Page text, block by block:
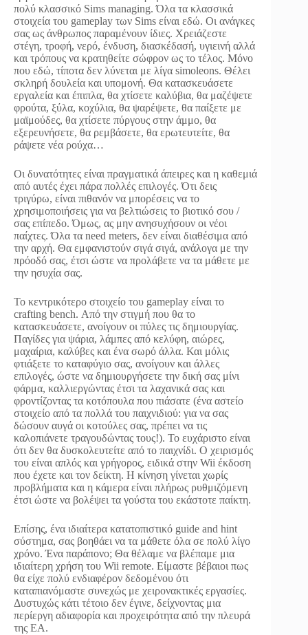
πολύ κλασσικό Sims managing. Όλα τα κλασσικά
στοιχεία του gameplay των Sims είναι εδώ. Οι ανάγκες
σας ως άνθρωπος παραμένουν ίδιες. Χρειάζεστε
στέγη, τροφή, νερό, ένδυση, διασκέδασή, υγιεινή αλλά
και τρόπους να κρατηθείτε σώφρον ως το τέλος. Μόνο
που εδώ, τίποτα δεν λύνεται με λίγα simoleons. Θέλει
σκληρή δουλεία και υπομονή. Θα κατασκευάσετε
εργαλεία και έπιπλα, θα χτίσετε καλύβια, θα μαζέψετε
φρούτα, ξύλα, κοχύλια, θα ψαρέψετε, θα παίξετε με
μαϊμούδες, θα χτίσετε πύργους στην άμμο, θα
εξερευνήσετε, θα ρεμβάσετε, θα ερωτευτείτε, θα
ράψετε νέα ρούχα…
Οι δυνατότητες είναι πραγματικά άπειρες και η καθεμιά
από αυτές έχει πάρα πολλές επιλογές. Ότι δεις
τριγύρω, είναι πιθανόν να μπορέσεις να το
χρησιμοποιήσεις για να βελτιώσεις το βιοτικό σου /
σας επίπεδο. Όμως, ας μην ανησυχήσουν οι νέοι
παίχτες. Όλα τα need meters, δεν είναι διαθέσιμα από
την αρχή. Θα εμφανιστούν σιγά σιγά, ανάλογα με την
πρόοδό σας, έτσι ώστε να προλάβετε να τα μάθετε με
την ησυχία σας.
Το κεντρικότερο στοιχείο του gameplay είναι το
crafting bench. Από την στιγμή που θα το
κατασκευάσετε, ανοίγουν οι πύλες τις δημιουργίας.
Παγίδες για ψάρια, λάμπες από κελύφη, αιώρες,
μαχαίρια, καλύβες και ένα σωρό άλλα. Και μόλις
φτιάξετε το καταφύγιο σας, ανοίγουν και άλλες
επιλογές, ώστε να δημιουργήσετε την δική σας μίνι
φάρμα, καλλιεργώντας έτσι τα λαχανικά σας και
φροντίζοντας τα κοτόπουλα που πιάσατε (ένα αστείο
στοιχείο από τα πολλά του παιχνιδιού: για να σας
δώσουν αυγά οι κοτούλες σας, πρέπει να τις
καλοπιάνετε τραγουδώντας τους!). Το ευχάριστο είναι
ότι δεν θα δυσκολευτείτε από το παιχνίδι. Ο χειρισμός
του είναι απλός και γρήγορος, ειδικά στην Wii έκδοση
που έχετε και τον δείκτη. Η κίνηση γίνεται χωρίς
προβλήματα και η κάμερα είναι πλήρως ρυθμιζόμενη
έτσι ώστε να βολέψει τα γούστα του εκάστοτε παίκτη.
Επίσης, ένα ιδιαίτερα κατατοπιστικό guide and hint
σύστημα, σας βοηθάει να τα μάθετε όλα σε πολύ λίγο
χρόνο. Ένα παράπονο; Θα θέλαμε να βλέπαμε μια
ιδιαίτερη χρήση του Wii remote. Είμαστε βέβαιοι πως
θα είχε πολύ ενδιαφέρον δεδομένου ότι
καταπιανόμαστε συνεχώς με χειρονακτικές εργασίες.
Δυστυχώς κάτι τέτοιο δεν έγινε, δείχνοντας μια
περίεργη αδιαφορία και προχειρότητα από την πλευρά
της ΕΑ.